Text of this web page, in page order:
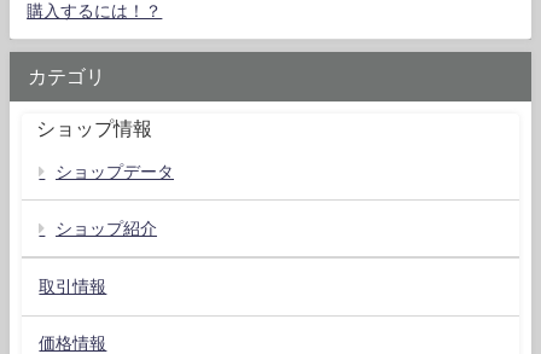
購入するには！？
カテゴリ
ショップ情報
ショップデータ
ショップ紹介
取引情報
価格情報